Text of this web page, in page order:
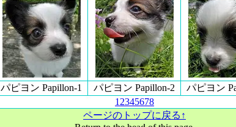
パピヨン Papillon-1 パピヨン Papillon-2 パピヨン
1 2345678
ページのトップに戻る↑